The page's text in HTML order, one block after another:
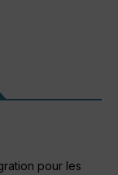
pour les